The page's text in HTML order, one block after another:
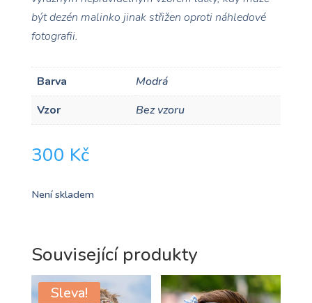
být dezén malinko jinak střižen oproti náhledové
fotografii.
Barva
Modrá
Vzor
Bez vzoru
300 Kč
Není skladem
Související produkty
Sleva!